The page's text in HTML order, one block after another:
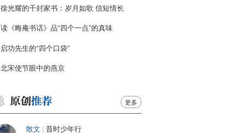
徐光耀的千封家书：岁月如歌 信短情长
读《晦庵书话》品“四个一点”的真味
启功先生的“四个口袋”
北宋使节眼中的燕京
更多
散文 昔时少年行